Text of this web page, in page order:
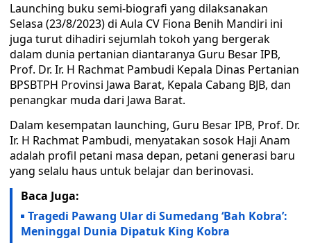
Launching buku semi-biografi yang dilaksanakan
Selasa (23/8/2023) di Aula CV Fiona Benih Mandiri ini
juga turut dihadiri sejumlah tokoh yang bergerak
dalam dunia pertanian diantaranya Guru Besar IPB,
Prof. Dr. Ir. H Rachmat Pambudi Kepala Dinas Pertanian
BPSBTPH Provinsi Jawa Barat, Kepala Cabang BJB, dan
penangkar muda dari Jawa Barat.
Dalam kesempatan launching, Guru Besar IPB, Prof. Dr.
Ir. H Rachmat Pambudi, menyatakan sosok Haji Anam
adalah profil petani masa depan, petani generasi baru
yang selalu haus untuk belajar dan berinovasi.
Baca Juga:
Tragedi Pawang Ular di Sumedang ‘Bah Kobra’:
Meninggal Dunia Dipatuk King Kobra